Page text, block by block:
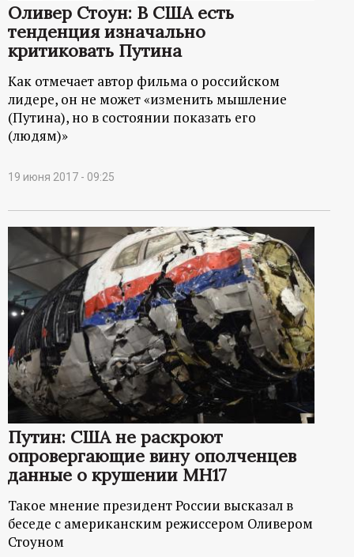
Оливер Стоун: В США есть
тенденция изначально
критиковать Путина
Как отмечает автор фильма о российском
лидере, он не может «изменить мышление
(Путина), но в состоянии показать его
(людям)»
19 июня 2017 - 09:25
Путин: США не раскроют
опровергающие вину ополченцев
данные о крушении MH17
Такое мнение президент России высказал в
беседе с американским режиссером Оливером
Стоуном